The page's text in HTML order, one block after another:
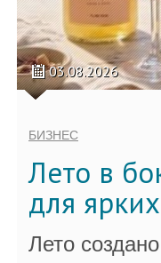
03.08.2026
БИЗНЕС
Лето в
для
Лето